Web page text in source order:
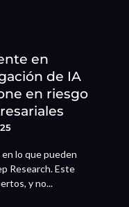
en
de IA
en riesgo
lo que pueden
Research. Este
y no...